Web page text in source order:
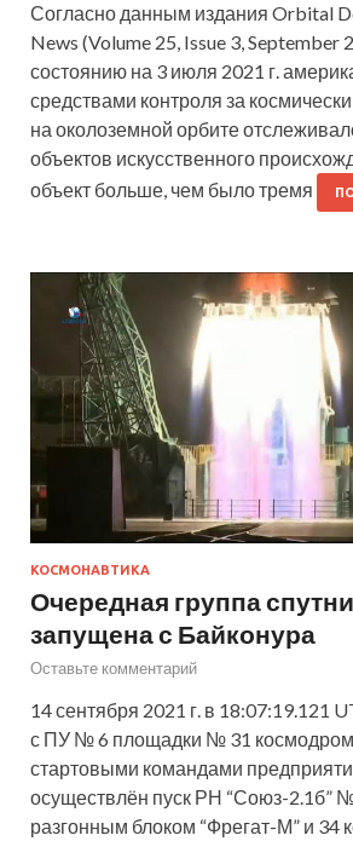
Согласно данным издания Orbital
News (Volume 25, Issue 3, September
состоянию на 3 июля 2021 г.
средствами контроля за
на околоземной орбите
объектов искусственного
объект больше, чем было тремя
КОСМОНАВТИКА
Очередная группа
запущена с Байконура
Оставьте комментарий
14 сентября 2021 г. в 18:07:19.121
с ПУ № 6 площадки № 31
стартовыми командами
осуществлён пуск РН “Союз-2.1б”
разгонным блоком “Фрегат-М” и 34